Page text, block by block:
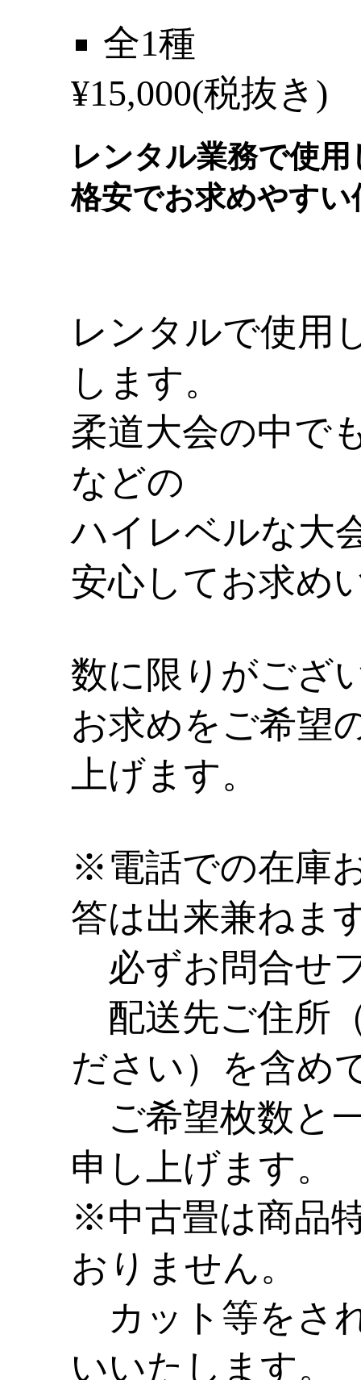
全1種
¥15,000(税抜き)
レンタル業務で使
格安でお求めやす
レンタルで使用
します。
柔道大会の中で
などの
ハイレベルな大
安心してお求め
数に限りがござ
お求めをご希望
上げます。
※電話での在庫
答は出来兼ねま
必ずお問合せ
配送先ご住所
ださい）を含め
ご希望枚数と
申し上げます。
※中古畳は商品
おりません。
カット等をさ
いいたします。